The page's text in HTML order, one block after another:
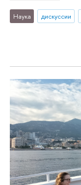
Наука дискуссии